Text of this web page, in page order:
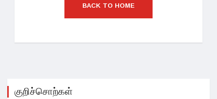
BACK TO HOME
குறிச்சொற்கள்